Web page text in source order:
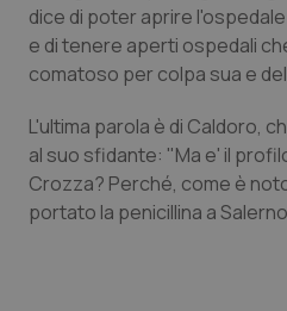
Provincia Autonoma
Provincia Autonoma
Puglia
Sardegna
Infezioni & Febbre
Ipertensione &
Malattie rare
Malattia di Crohn &
dice di poter aprire
e di tenere aperti ospedali
comatoso per colpa sua e
L'ultima parola è di Caldoro,
al suo sfidante: "Ma e' il
Crozza? Perché, come è
portato la penicillina a